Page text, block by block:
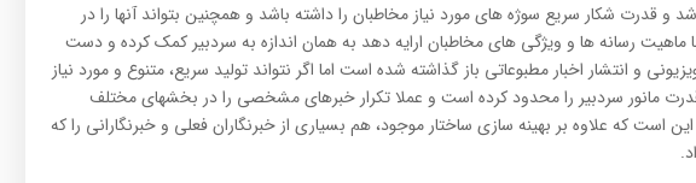
و قدرت شکار سریع سوژه های مورد نیاز مخاطبان را داشته باشد و همچنین بتواند آنها را در
رسانه ها و ویژگی های مخاطبان ارایه دهد به همان اندازه به سردبیر کمک کرده و دست
و انتشار اخبار مطبوعاتی باز گذاشته شده است اما اگر نتواند تولید سریع، متنوع و مورد نیاز
مانور سردبیر را محدود کرده است و عملا تکرار خبرهای مشخصی را در بخشهای مختلف
که علاوه بر بهینه سازی ساختار موجود، هم بسیاری از خبرنگاران فعلی و خبرنگارانی را که